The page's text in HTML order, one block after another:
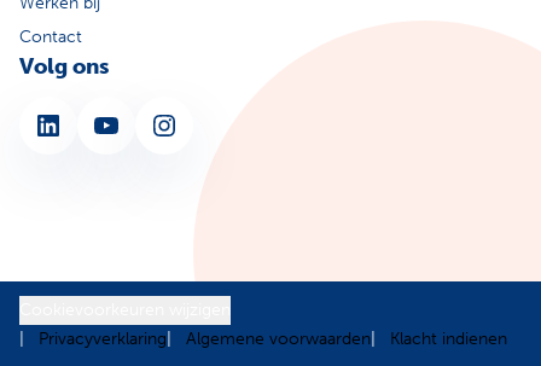
Contact
Volg ons
LinkedIn YouTube Instagram
Privacyverklaring
Algemene voorwaarden Klacht indienen